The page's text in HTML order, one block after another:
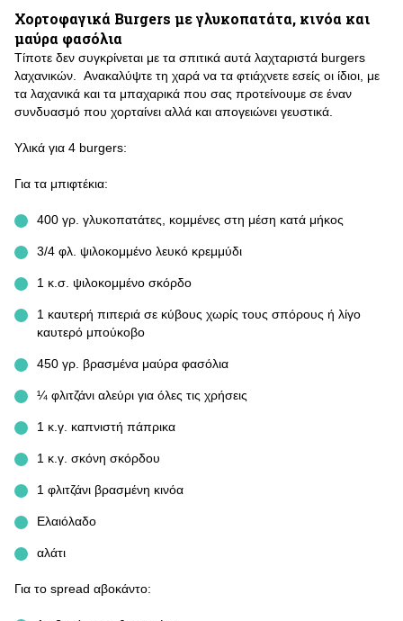
Χορτοφαγικά Burgers με γλυκοπατάτα, κινόα και
μαύρα φασόλια
Τίποτε δεν συγκρίνεται με τα σπιτικά αυτά λαχταριστά burgers
λαχανικών. Ανακαλύψτε τη χαρά να τα φτιάχνετε εσείς οι ίδιοι, με
τα λαχανικά και τα μπαχαρικά που σας προτείνουμε σε έναν
συνδυασμό που χορταίνει αλλά και απογειώνει γευστικά.
Υλικά για 4 burgers:
Για τα μπιφτέκια:
400 γρ. γλυκοπατάτες, κομμένες στη μέση κατά μήκος
3/4 φλ. ψιλοκομμένο λευκό κρεμμύδι
1 κ.σ. ψιλοκομμένο σκόρδο
1 καυτερή πιπεριά σε κύβους χωρίς τους σπόρους ή λίγο
καυτερό μπούκοβο
450 γρ. βρασμένα μαύρα φασόλια
¼ φλιτζάνι αλεύρι για όλες τις χρήσεις
1 κ.γ. καπνιστή πάπρικα
1 κ.γ. σκόνη σκόρδου
1 φλιτζάνι βρασμένη κινόα
Ελαιόλαδο
αλάτι
Για το spread αβοκάντο: